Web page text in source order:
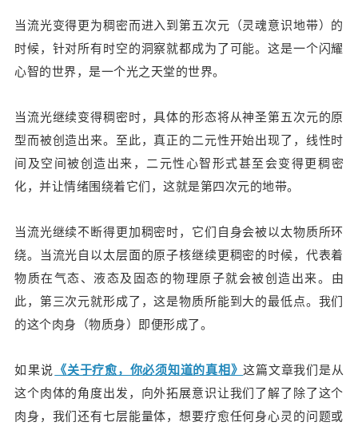
当流光变得更为稠密而进入到第五次元（灵魂意识地带）的
时候，针对所有时空的洞察就都成为了可能。这是一个闪耀
心智的世界，是一个光之天堂的世界。
当流光继续变得稠密时，具体的形态将从神圣第五次元的原
型而被创造出来。至此，真正的二元性开始出现了，线性时
间及空间被创造出来，二元性心智形式甚至会变得更稠密
化，并让情绪围绕着它们，这就是第四次元的地带。
当流光继续不断得更加稠密时，它们自身会被以太物质所环
绕。当流光自以太层面的原子核继续更稠密的时候，代表着
物质在气态、液态及固态的物理原子就会被创造出来。由
此，第三次元就形成了，这是物质所能到大的最低点。我们
的这个肉身（物质身）即便形成了。
如果说 《关于疗愈，你必须知道的真相》这篇文章我们是从
这个肉体的角度出发，向外拓展意识让我们了解了除了这个
肉身，我们还有七层能量体，想要疗愈任何身心灵的问题或